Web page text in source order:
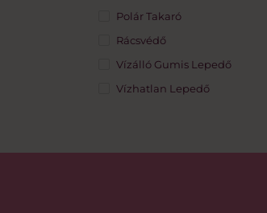
Polár Takaró
Rácsvédő
Vízálló Gumis Lepedő
Vízhatlan Lepedő